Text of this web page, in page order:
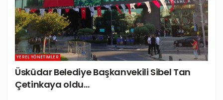
YEREL YÖNETIMLER
Üsküdar Belediye Başkanvekili Sibel Tan
Çetinkaya oldu…